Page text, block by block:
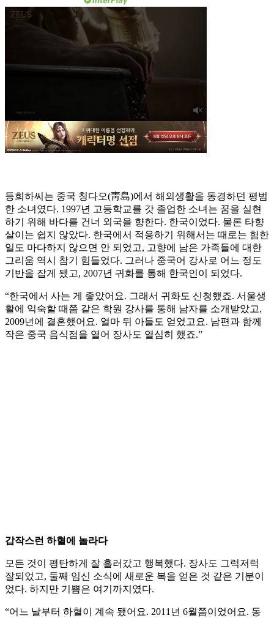
등희하씨는 중국 칭다오(靑島)에서 해외생활을 동경하던 평범
한 소녀였다. 1997년 고등학교를 갓 졸업한 소녀는 꿈을 실현
하기 위해 바다를 건너 외국을 향한다. 한국이었다. 물론 타향
살이는 쉽지 않았다. 한국에서 적응하기 위해서는 때로는 험한
일도 마다하지 않으면 안 되었고, 고향에 남은 가족들에 대한
그리움 역시 참기 힘들었다. 그러나 중국어 강사로 어느 정도
기반을 잡게 됐고, 2007년 귀화를 통해 한국인이 되었다.
“한국에서 사는 게 좋았어요. 그래서 귀화도 신청했죠. 서울생
활에 익숙할 때쯤 같은 학원 강사를 통해 남자를 소개받았고,
2009년에 결혼했어요. 얼마 뒤 아들도 얻었고요. 남편과 함께
작은 중국 음식점을 열어 장사도 열심히 했죠.”
갑작스런 하혈에 놀라다
모든 것이 평탄하게 잘 흘러갔고 행복했다. 장사도 그럭저럭
잘되었고, 둘째 임신 소식에 새로운 복을 얻은 것 같은 기분이
었다. 하지만 기쁨은 여기까지였다.
“어느 날부터 하혈이 계속 됐어요. 2011년 6월쯤이었어요. 동